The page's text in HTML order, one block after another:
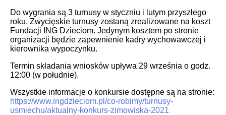
Do wygrania są 3 turnusy w styczniu i lutym przyszłego
roku. Zwycięskie turnusy zostaną zrealizowane na koszt
Fundacji ING Dzieciom. Jedynym kosztem po stronie
organizacji będzie zapewnienie kadry wychowawczej i
kierownika wypoczynku.
Termin składania wniosków upływa 29 września o godz.
12:00 (w południe).
Wszystkie informacje o konkursie dostępne są na stronie:
https://www.ingdzieciom.pl/co-robimy/turnusy-
usmiechu/aktualny-konkurs-zimowiska-2021